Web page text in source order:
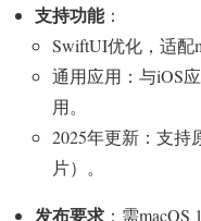
支持功能：
SwiftUI优化，适配
通用应用：与iOS
用。
2025年更新：支持
片）。
发布要求 ：需